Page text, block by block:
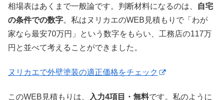
相場表はあくまで一般論です。判断材料になるのは、
自宅
の条件での数字。私はヌリカエのWEB見積もりで「わが
家なら最安70万円」という数字をもらい、工務店の117万
円と並べて考えることができました。
ヌリカエで外壁塗装の適正価格をチェック
このWEB見積もりは、 入力4項目・無料です。私のように